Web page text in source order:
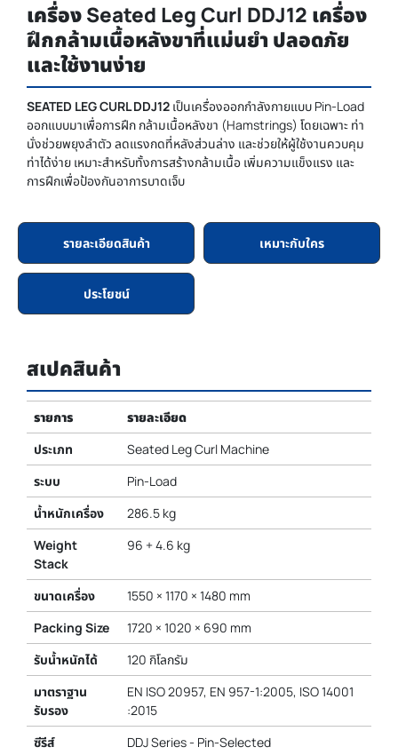
เครื่อง Seated Leg Curl DDJ12 เครื่อง
ฝึกกล้ามเนื้อหลังขาที่แม่นยำ ปลอดภัย
และใช้งานง่าย
SEATED LEG CURL DDJ12 เป็นเครื่องออกกำลังกายแบบ Pin-Load
ออกแบบมาเพื่อการฝึก กล้ามเนื้อหลังขา (Hamstrings) โดยเฉพาะ ท่า
นั่งช่วยพยุงลำตัว ลดแรงกดที่หลังส่วนล่าง และช่วยให้ผู้ใช้งานควบคุม
ท่าได้ง่าย เหมาะสำหรับทั้งการสร้างกล้ามเนื้อ เพิ่มความแข็งแรง และ
การฝึกเพื่อป้องกันอาการบาดเจ็บ
รายละเอียดสินค้า เหมาะกับใคร
ประโยชน์
สเปคสินค้า
รายการ
รายละเอียด
ประเภท
Seated Leg Curl Machine
ระบบ
Pin-Load
น้ำหนักเครื่อง
286.5 kg
Weight
Stack
96 + 4.6 kg
ขนาดเครื่อง
1550 × 1170 × 1480 mm
Packing Size
1720 × 1020 × 690 mm
รับน้ำหนักได้
120 กิโลกรัม
มาตราฐาน
รับรอง
EN ISO 20957, EN 957-1:2005, ISO 14001
:2015
ซีรีส์
DDJ Series - Pin-Selected